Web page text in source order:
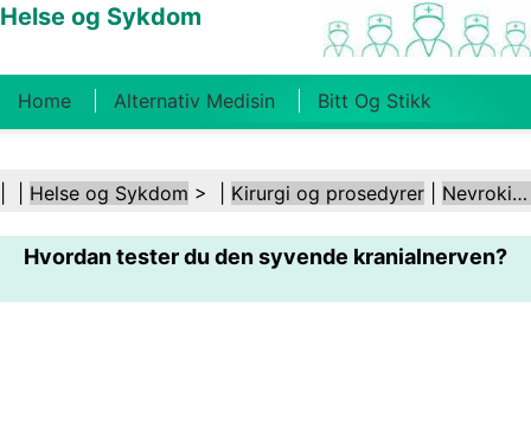
Helse og Sykdom
Home Alternativ Medisin Bitt Og Stikk
Kosthold Og Ernæring Familiehelse
Helsebransjen Psykisk Helse Folkehelse Og
Sikkerhet Kirurgi Og Prosedyrer Helse
Helse og Sykdom > | Kirurgi og prosedyrer Nevrokirurgi
Hvordan tester du den syvende kranialnerven?